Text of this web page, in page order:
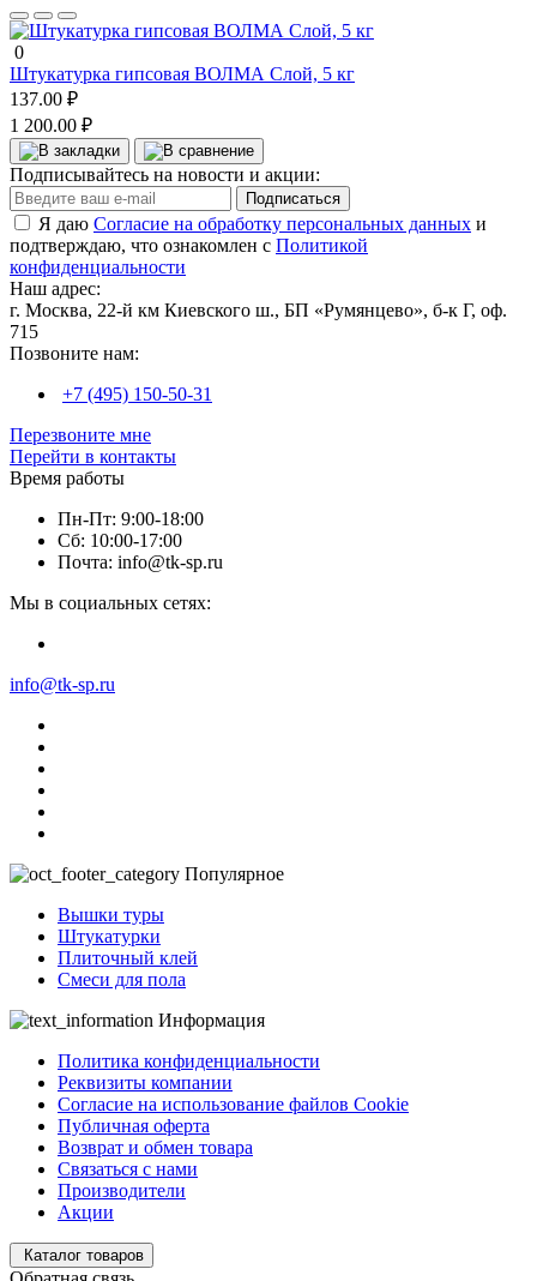
0
Штукатурка гипсовая ВОЛМА Слой, 5 кг
137.00 ₽
1 200.00 ₽
Подписывайтесь на новости и акции:
Подписаться
Я даю Согласие на обработку персональных данных и
подтверждаю, что ознакомлен с Политикой
конфиденциальности
Наш адрес:
г. Москва, 22-й км Киевского ш., БП «Румянцево», б-к Г, оф.
715
Позвоните нам:
+7 (495) 150-50-31
Перезвоните мне
Перейти в контакты
Время работы
Пн-Пт: 9:00-18:00
Сб: 10:00-17:00
Почта: info@tk-sp.ru
Мы в социальных сетях:
info@tk-sp.ru
Популярное
Вышки туры
Штукатурки
Плиточный клей
Смеси для пола
Информация
Политика конфиденциальности
Реквизиты компании
Согласие на использование файлов Cookie
Публичная оферта
Возврат и обмен товара
Связаться с нами
Производители
Акции
Каталог товаров